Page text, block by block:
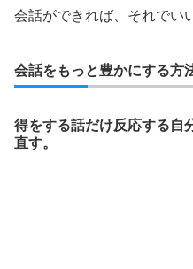
会話ができれば、それでい
会話をもっと豊かにする方
得をする話だけ反応する自
直す。